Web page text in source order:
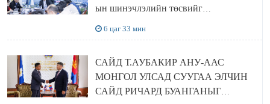
ын шинэчлэлийн төсвийг
6 цаг 33 мин
САЙД Т.АУБАКИР АНУ-ААС
МОНГОЛ УЛСАД СУУГАА ЭЛЧИН
САЙД РИЧАРД БУАНГАНЫГ